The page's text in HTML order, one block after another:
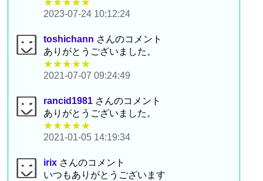
★★★★★
2023-07-24 10:12:24
toshichann さんのコメント
ありがとうございました。
★★★★★
2021-07-07 09:24:49
rancid1981 さんのコメント
ありがとうございました。
★★★★★
2021-01-05 14:19:34
irix さんのコメント
いつもありがとうございます